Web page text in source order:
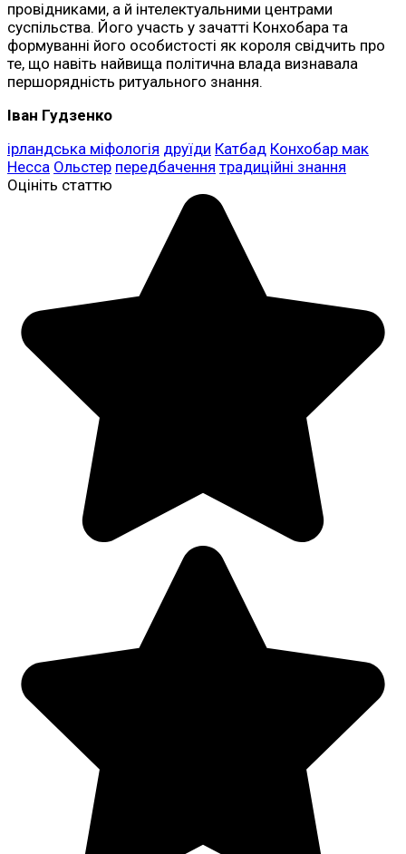
провідниками, а й інтелектуальними центрами
суспільства. Його участь у зачатті Конхобара та
формуванні його особистості як короля свідчить про
те, що навіть найвища політична влада визнавала
першорядність ритуального знання.
Іван Гудзенко
ірландська міфологія друїди Катбад Конхобар мак
Несса Ольстер передбачення традиційні знання
Оцініть статтю